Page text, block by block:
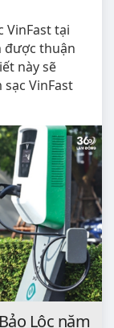
VinFast tại
được thuận
này sẽ
VinFast
Lộc năm